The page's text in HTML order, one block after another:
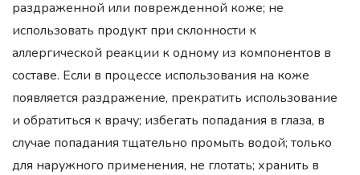
раздраженной или поврежденной коже; не
использовать продукт при склонности к
аллергической реакции к одному из компонентов в
составе. Если в процессе использования на коже
появляется раздражение, прекратить использование
и обратиться к врачу; избегать попадания в глаза, в
случае попадания тщательно промыть водой; только
для наружного применения, не глотать; хранить в